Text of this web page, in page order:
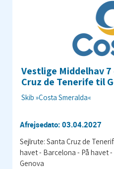
Vestlige Middelhav
Cruz de Tenerife til
Skib »Costa Smeralda«
Afrejsedato: 03.04.2027
Sejlrute: Santa Cruz de
havet - Barcelona - På havet -
Genova